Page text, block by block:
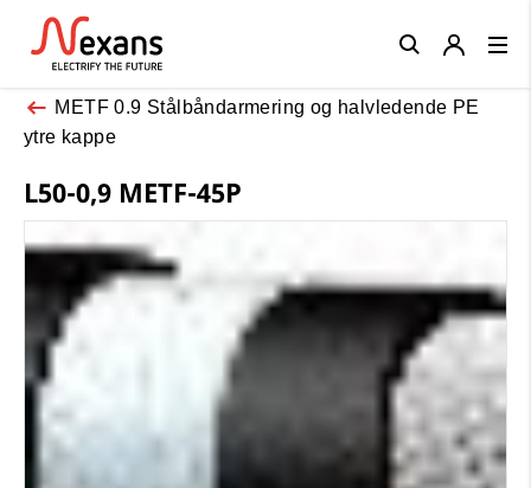
METF 0.9 Stålbåndarmering og halvledende PE
ytre kappe
L50-0,9 METF-45P
Close